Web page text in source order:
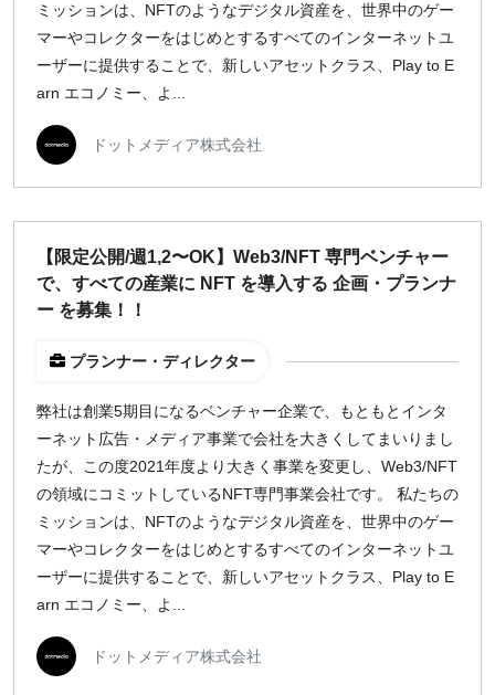
ミッションは、NFTのようなデジタル資産を、世界中のゲー
マーやコレクターをはじめとするすべてのインターネットユ
ーザーに提供することで、新しいアセットクラス、Play to E
arn エコノミー、よ...
ドットメディア株式会社
【限定公開/週1,2〜OK】Web3/NFT 専門ベンチャー
で、すべての産業に NFT を導入する 企画・プランナ
ー を募集！！
プランナー・ディレクター
弊社は創業5期目になるベンチャー企業で、もともとインタ
ーネット広告・メディア事業で会社を大きくしてまいりまし
たが、この度2021年度より大きく事業を変更し、Web3/NFT
の領域にコミットしているNFT専門事業会社です。 私たちの
ミッションは、NFTのようなデジタル資産を、世界中のゲー
マーやコレクターをはじめとするすべてのインターネットユ
ーザーに提供することで、新しいアセットクラス、Play to E
arn エコノミー、よ...
ドットメディア株式会社